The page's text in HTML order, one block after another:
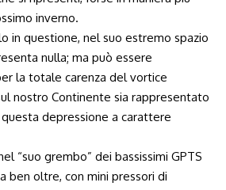
inverno.
in questione, nel suo estremo spazio
nulla; ma può essere
la totale carenza del vortice
nostro Continente sia rappresentato
depressione a carattere
“suo grembo” dei bassissimi GPTS
ben oltre, con mini pressori di